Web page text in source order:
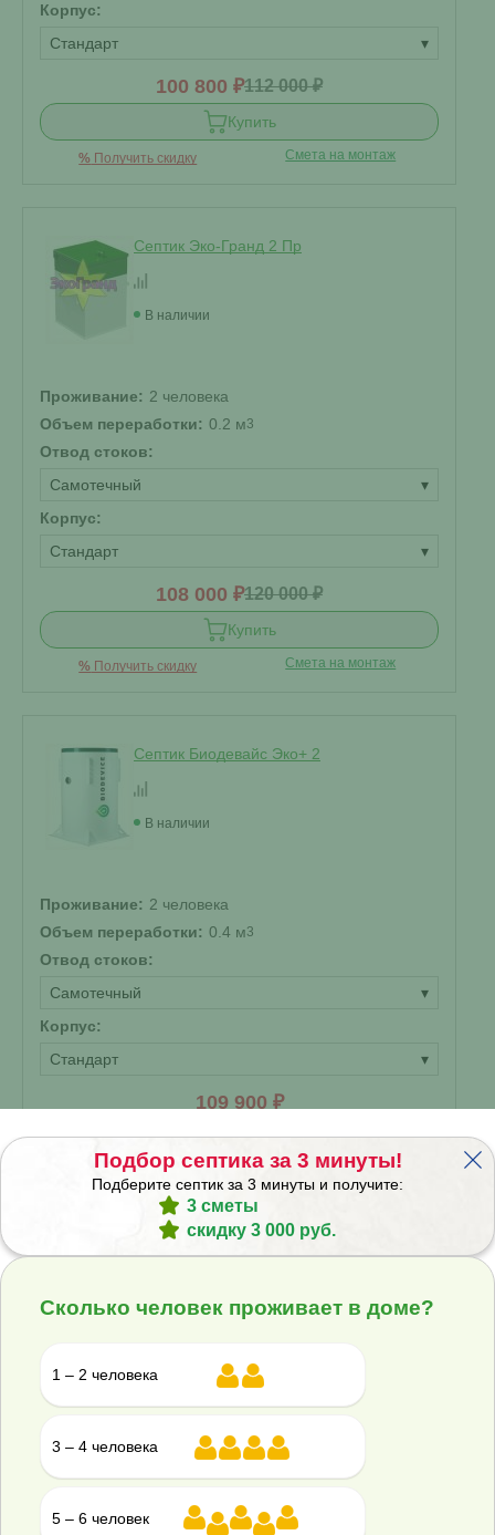
Корпус:
Стандарт
▾
100 800 ₽112 000 ₽
Купить
% Получить скидку Смета на монтаж
Септик Эко-Гранд 2 Пр
В наличии
Проживание: 2 человека
Объем переработки: 0.2 м3
Отвод стоков:
Самотечный
▾
Корпус:
Стандарт
▾
108 000 ₽120 000 ₽
Купить
% Получить скидку Смета на монтаж
Септик Биодевайс Эко+ 2
В наличии
Проживание: 2 человека
Объем переработки: 0.4 м3
Отвод стоков:
Самотечный
▾
Корпус:
Стандарт
▾
109 900 ₽
Купить
Получить скидку Смета на монтаж
Септик Аквалос 2 УН
Проживание: 2 человека
Объем переработки: 0.4 м 3
Отвод стоков:
Подбор септика за 3 минуты!
Подберите септик за 3 минуты и получите:
3 сметы
скидку 3 000 руб.
Сколько человек проживает в доме?
1 – 2 человека
3 – 4 человека
5 – 6 человек